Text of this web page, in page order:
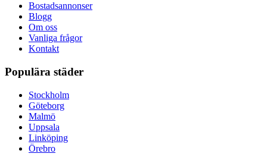
Bostadsannonser
Blogg
Om oss
Vanliga frågor
Kontakt
Populära städer
Stockholm
Göteborg
Malmö
Uppsala
Linköping
Örebro